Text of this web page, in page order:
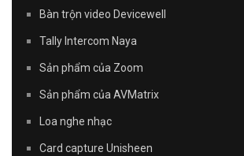
Bàn trộn video Devicewell
Tally Intercom Naya
Sản phẩm của Zoom
Sản phẩm của AVMatrix
Loa nghe nhạc
Card capture Unisheen